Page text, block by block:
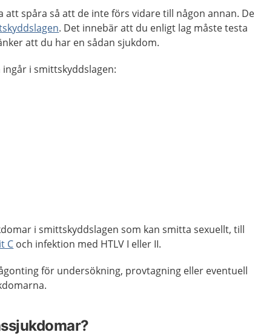
att spåra så att de inte förs vidare till någon annan. De
. Det innebär att du enligt lag måste testa
att du har en sådan sjukdom.
i smittskyddslagen:
i smittskyddslagen som kan smitta sexuellt, till
C och infektion med HTLV I eller II.
för undersökning, provtagning eller eventuell